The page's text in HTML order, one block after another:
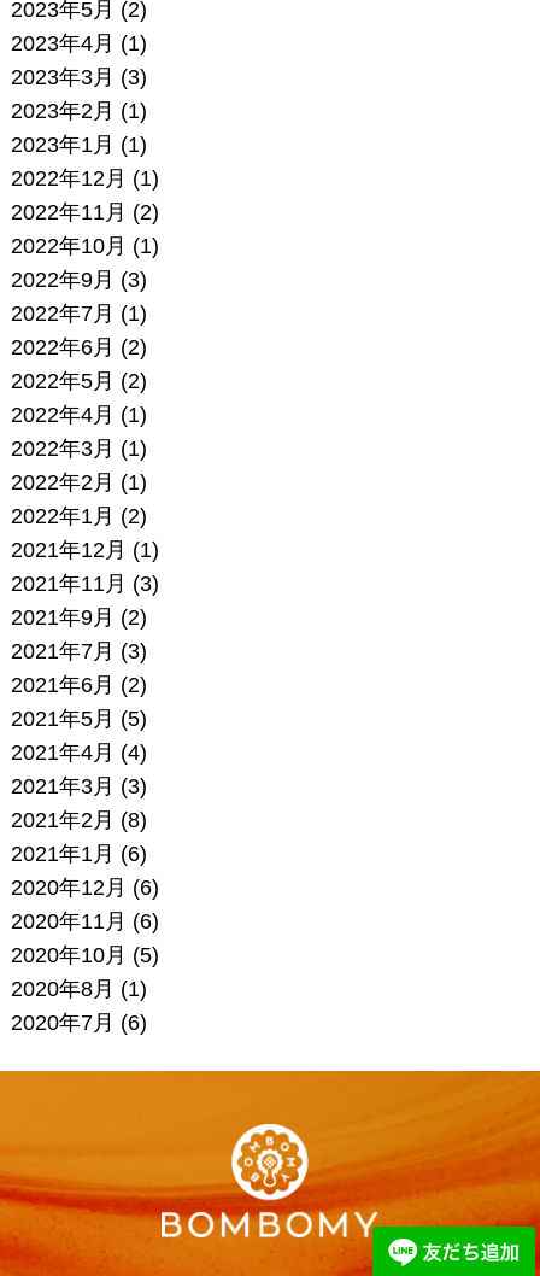
2023年5月 (2)
2023年4月 (1)
2023年3月 (3)
2023年2月 (1)
2023年1月 (1)
2022年12月 (1)
2022年11月 (2)
2022年10月 (1)
2022年9月 (3)
2022年7月 (1)
2022年6月 (2)
2022年5月 (2)
2022年4月 (1)
2022年3月 (1)
2022年2月 (1)
2022年1月 (2)
2021年12月 (1)
2021年11月 (3)
2021年9月 (2)
2021年7月 (3)
2021年6月 (2)
2021年5月 (5)
2021年4月 (4)
2021年3月 (3)
2021年2月 (8)
2021年1月 (6)
2020年12月 (6)
2020年11月 (6)
2020年10月 (5)
2020年8月 (1)
2020年7月 (6)